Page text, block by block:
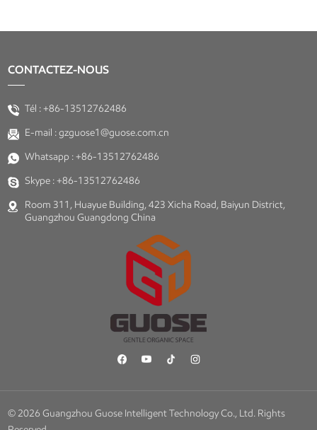
CONTACTEZ-NOUS
Tél :+86-13512762486
E-mail :gzguose1@guose.com.cn
Whatsapp :+86-13512762486
Skype :+86-13512762486
Room 311, Huayue Building, 423 Xicha Road, Baiyun District,
Guangzhou Guangdong China
© 2026 Guangzhou Guose Intelligent Technology Co., Ltd. Rights